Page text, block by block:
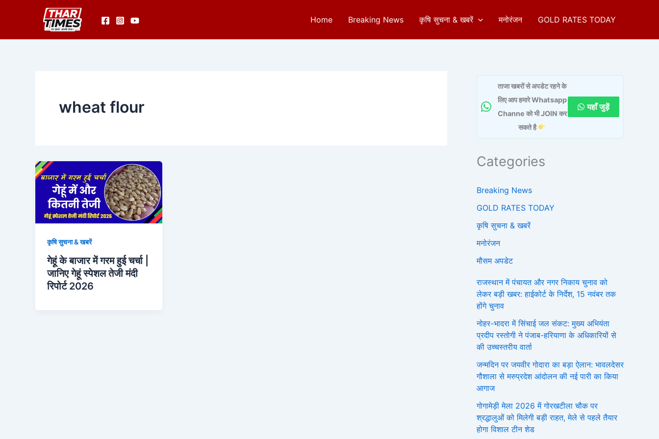
Home Breaking News कृषि सुचना & खबरें मनोरंजन GOLD RATES TODAY
wheat flour
कृषि सुचना & खबरें
गेहूं के बाजार में गरम हुई चर्चा |
जानिए गेहूं स्पेशल तेजी मंदी
रिपोर्ट 2026
ताजा खबरों से अपडेट रहने के
लिए आप हमारे Whatsapp
Channe को भी JOIN कर
सकते है
यहाँ जुड़ें
Categories
Breaking News
GOLD RATES TODAY
कृषि सुचना & खबरें
मनोरंजन
मौसम अपडेट
राजस्थान में पंचायत और नगर निकाय चुनाव को
लेकर बड़ी खबर: हाईकोर्ट के निर्देश, 15 नवंबर तक
होंगे चुनाव
नोहर-भादरा में सिंचाई जल संकट: मुख्य अभियंता
प्रदीप रस्तोगी ने पंजाब-हरियाणा के अधिकारियों से
की उच्चस्तरीय वार्ता
जन्मदिन पर जयवीर गोदारा का बड़ा ऐलान: भावलदेसर
गौशाला से मरुप्रदेश आंदोलन की नई पारी का किया
आगाज
गोगामेड़ी मेला 2026 में गोरखटीला चौक पर
श्रद्धालुओं को मिलेगी बड़ी राहत, मेले से पहले तैयार
होगा विशाल टीन शेड